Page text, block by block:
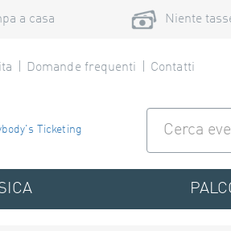
a casa Niente
Domande frequenti Contatti